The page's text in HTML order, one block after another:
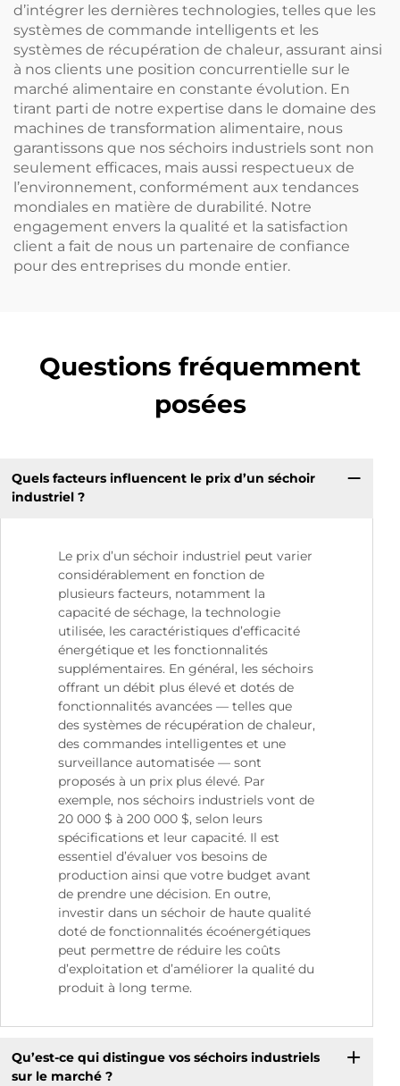
d’intégrer les dernières technologies, telles que les
systèmes de commande intelligents et les
systèmes de récupération de chaleur, assurant ainsi
à nos clients une position concurrentielle sur le
marché alimentaire en constante évolution. En
tirant parti de notre expertise dans le domaine des
machines de transformation alimentaire, nous
garantissons que nos séchoirs industriels sont non
seulement efficaces, mais aussi respectueux de
l’environnement, conformément aux tendances
mondiales en matière de durabilité. Notre
engagement envers la qualité et la satisfaction
client a fait de nous un partenaire de confiance
pour des entreprises du monde entier.
Questions fréquemment
posées
Quels facteurs influencent le prix d’un séchoir
industriel ?
Le prix d’un séchoir industriel peut varier
considérablement en fonction de
plusieurs facteurs, notamment la
capacité de séchage, la technologie
utilisée, les caractéristiques d’efficacité
énergétique et les fonctionnalités
supplémentaires. En général, les séchoirs
offrant un débit plus élevé et dotés de
fonctionnalités avancées — telles que
des systèmes de récupération de chaleur,
des commandes intelligentes et une
surveillance automatisée — sont
proposés à un prix plus élevé. Par
exemple, nos séchoirs industriels vont de
20 000 $ à 200 000 $, selon leurs
spécifications et leur capacité. Il est
essentiel d’évaluer vos besoins de
production ainsi que votre budget avant
de prendre une décision. En outre,
investir dans un séchoir de haute qualité
doté de fonctionnalités écoénergétiques
peut permettre de réduire les coûts
d’exploitation et d’améliorer la qualité du
produit à long terme.
Qu’est-ce qui distingue vos séchoirs industriels
sur le marché ?